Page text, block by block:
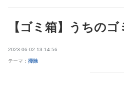
【ゴミ箱】うちの
2023-06-02 13:14:56
テーマ： 掃除